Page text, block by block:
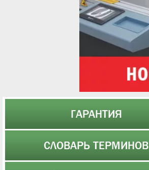
ГАРАНТИЯ
СЛОВАРЬ ТЕРМИНОВ